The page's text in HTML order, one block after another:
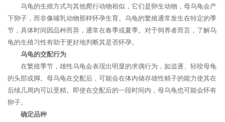
乌龟的生殖方式与其他爬行动物相似，它们是卵生动物，母乌龟会产
下卵子，而非像哺乳动物那样怀孕生育。乌龟的繁殖通常发生在特定的季
节，具体时间因品种而异，通常在春季或夏季。对于饲养者而言，了解乌
龟的生殖习性有助于更好地判断其是否怀孕。
乌龟的交配行为
在繁殖季节，雄性乌龟会表现出明显的求偶行为，如追逐、轻咬母龟
的头部或脚。母乌龟在交配后，可能会在体内储存雄性精子的能力使其在
后续几周内可以受精。即使在交配后的一段时间内，母乌龟也可能会怀有
卵子。
确定品种